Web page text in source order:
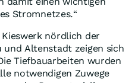
Stromnetzes.“
nördlich der
und Altenstadt zeigen sich
Tiefbauarbeiten wurden
notwendigen Zuwege